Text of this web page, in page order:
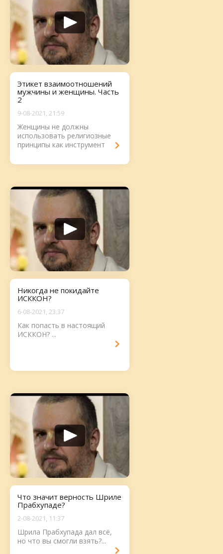
Этикет взаимоотношений
мужчины и женщины. Часть
2
9-08-2021, 21:59
Женщины не должны
использовать религиозные
принципы как инструмент
Никогда не покидайте
ИСККОН?
6-08-2021, 23:37
Как попасть в настоящий
ИСККОН? ...
Что значит верность Шриле
Прабхупаде?
2-08-2021, 11:37
Шрила Прабхупада дал всё,
но что вы смогли взять?...